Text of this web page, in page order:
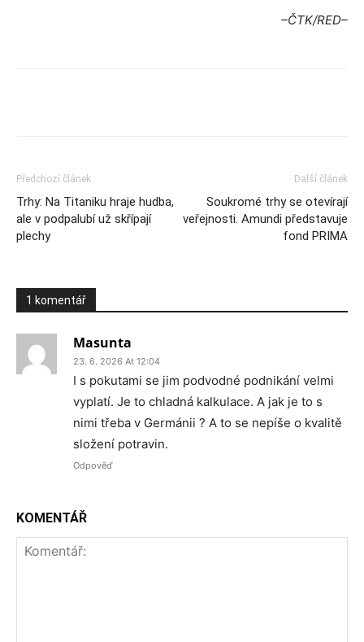
–ČTK/RED–
Předchozí článek
Trhy: Na Titaniku hraje hudba,
ale v podpalubí už skřípají
plechy
Další článek
Soukromé trhy se otevírají
veřejnosti. Amundi představuje
fond PRIMA
1 komentář
Masunta
23. 6. 2026 At 12:04
I s pokutami se jim podvodné podnikání velmi
vyplatí. Je to chladná kalkulace. A jak je to s
nimi třeba v Germánii ? A to se nepíše o kvalitě
složení potravin.
Odpověď
KOMENTÁŘ